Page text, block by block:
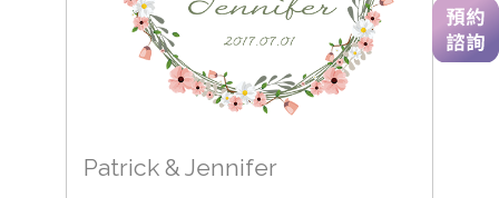
Patrick & Jennifer